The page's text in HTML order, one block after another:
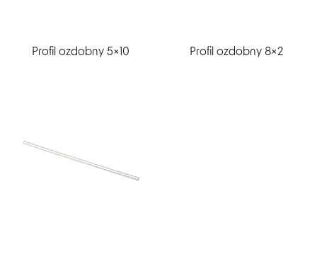
Profil ozdobny 5×10 Profil ozdobny 8×2